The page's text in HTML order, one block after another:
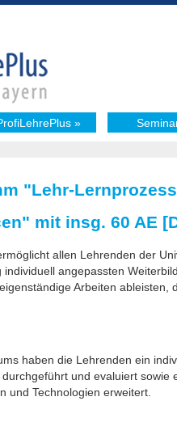
»
"Lehr-
mit insg. 60 AE
allen Lehrenden der
angepassten
Arbeiten ableisten,
haben die Lehrenden ein
und evaluiert sowie
und Technologien erweitert.